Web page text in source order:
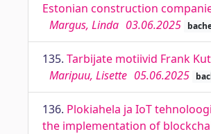
Estonian construction
Margus, Linda 03.06.2025
135. Tarbijate motiivid Frank
Maripuu, Lisette 05.06.2025
136. Plokiahela ja IoT
the implementation of